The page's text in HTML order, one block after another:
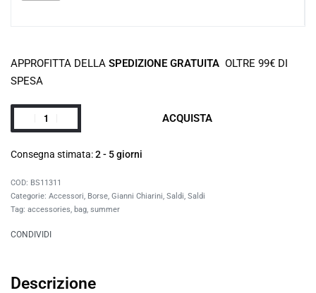
APPROFITTA DELLA SPEDIZIONE GRATUITA OLTRE 99€ DI
SPESA
ACQUISTA
Consegna stimata:2 - 5 giorni
BS11311
Categorie: Accessori, Borse, Gianni Chiarini, Saldi, Saldi
Tag: accessories, bag, summer
CONDIVIDI
Descrizione